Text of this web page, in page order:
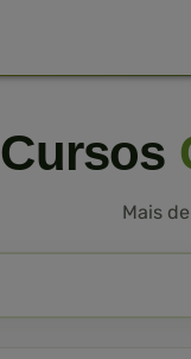
Cursos
Mais de